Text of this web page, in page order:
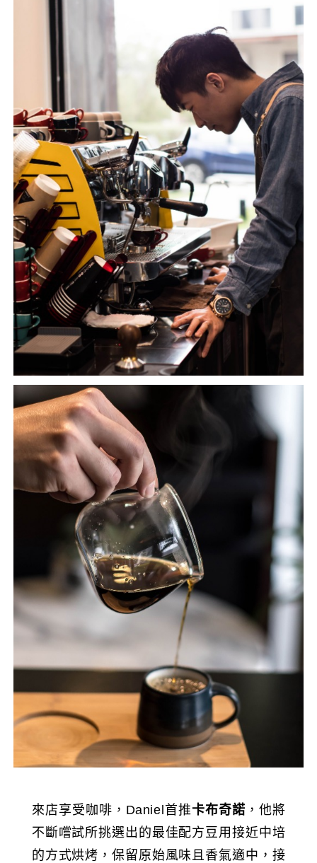
來店享受咖啡，Daniel首推卡布奇諾 ，他將
不斷嚐試所挑選出的最佳配方豆用接近中培
的方式烘烤，保留原始風味且香氣適中，接